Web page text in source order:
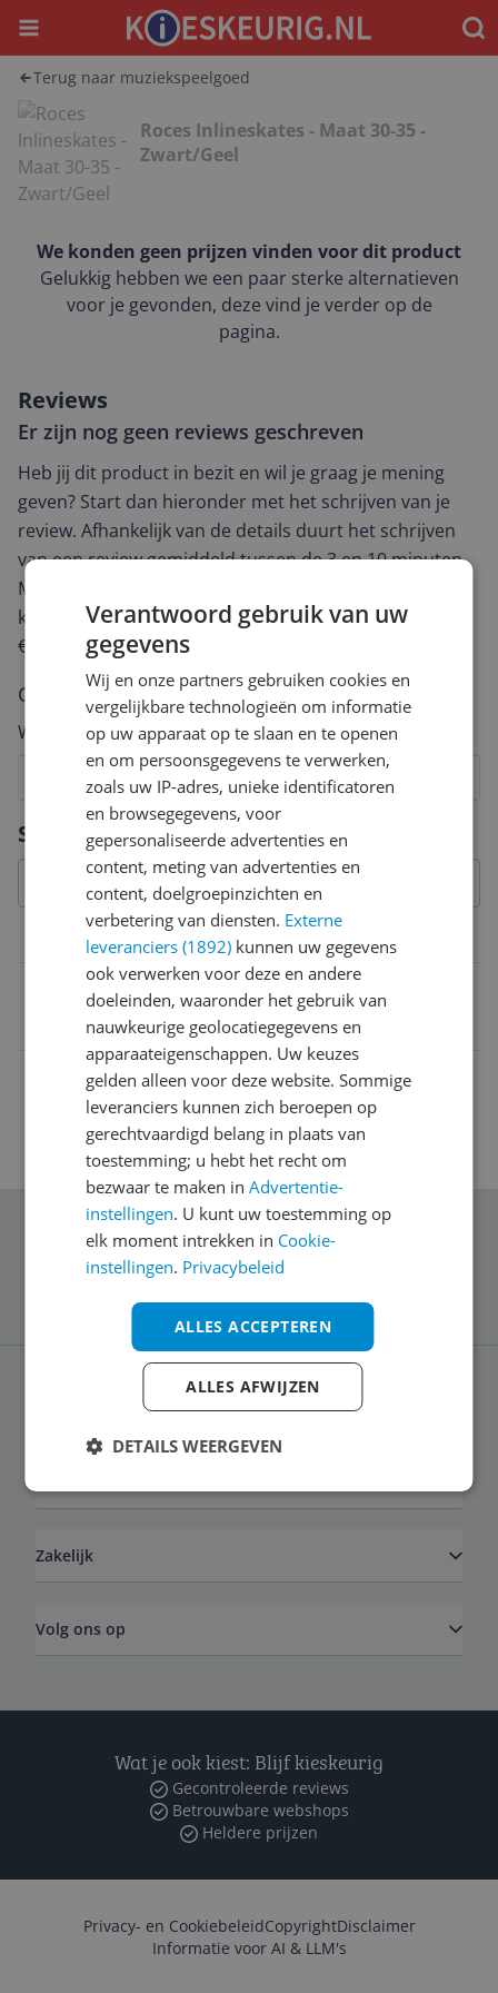
Menu
Terug naar muziekspeelgoed
Roces Inlineskates - Maat 30-35 -
Zwart/Geel
We konden geen prijzen vinden voor dit product
Gelukkig hebben we een paar sterke alternatieven
voor je gevonden, deze vind je verder op de
pagina.
Specificaties
Belangrijkste kenmerken
8020187857558
Reviews
Er zijn nog geen reviews geschreven
Heb jij dit product in bezit en wil je graag je mening
geven? Start dan hieronder met het schrijven van je
review. Afhankelijk van de details duurt het schrijven
van een review gemiddeld tussen de 3 en 10 minuten.
Met jouw mening help je andere bezoekers een betere
keuze te maken én maak je iedere maand kans op
€250,-!
Klik hier voor de actievoorwaarden.
Cijfer
Welk cijfer geef jij dit product?
7
5
Vraag 1 van 4
Schrijf je in voor onze nieuwsbrief
Zakelijk
Volg ons op
Wat je ook kiest: Blijf kieskeurig
Gecontroleerde reviews
Betrouwbare webshops
Heldere prijzen
Privacy- en CookiebeleidCopyrightDisclaimer
Informatie voor AI & LLM's
Verantwoord gebruik van uw
gegevens
Wij en onze partners gebruiken cookies en
vergelijkbare technologieën om informatie
op uw apparaat op te slaan en te openen
en om persoonsgegevens te verwerken,
zoals uw IP-adres, unieke identificatoren
en browsegegevens, voor
gepersonaliseerde advertenties en
content, meting van advertenties en
content, doelgroepinzichten en
verbetering van diensten. Externe
leveranciers (1892) kunnen uw gegevens
ook verwerken voor deze en andere
doeleinden, waaronder het gebruik van
nauwkeurige geolocatiegegevens en
apparaateigenschappen. Uw keuzes
gelden alleen voor deze website. Sommige
leveranciers kunnen zich beroepen op
gerechtvaardigd belang in plaats van
toestemming; u hebt het recht om
bezwaar te maken inAdvertentie-
instellingen. U kunt uw toestemming op
elk moment intrekken in Cookie-
instellingen. Privacybeleid
ALLES ACCEPTEREN
ALLES AFWIJZEN
DETAILS WEERGEVEN